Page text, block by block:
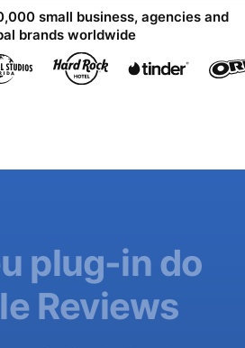
small business, agencies and
brands worldwide
plug-in do
Reviews